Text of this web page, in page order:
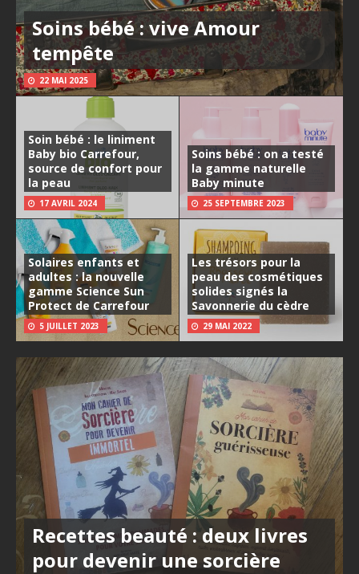
Soins bébé : vive Amour
tempête
22 MAI 2025
Soin bébé : le liniment
Baby bio Carrefour,
source de confort pour
la peau
17 AVRIL 2024
Soins bébé : on a testé
la gamme naturelle
Baby minute
25 SEPTEMBRE 2023
Solaires enfants et
adultes : la nouvelle
gamme Science Sun
Protect de Carrefour
5 JUILLET 2023
Les trésors pour la
peau des cosmétiques
solides signés la
Savonnerie du cèdre
29 MAI 2022
Recettes beauté : deux livres
pour devenir une sorcière